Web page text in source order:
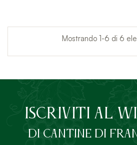
Mostrando 1-6 di 6
ISCRIVITI AL
DI Cantine di